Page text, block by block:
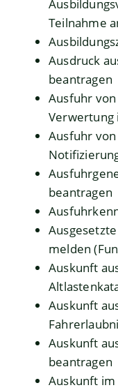
Teilnahme
Ausdruck
beantragen
Ausfuhr
Verwertung
Ausfuhr
beantragen
melden
Auskunft
Auskunft
Auskunft
beantragen
Auskunft